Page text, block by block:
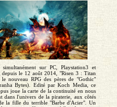
simultanément sur PC, Playstation3 et
le 12 août 2014, "Risen 3 : Titan
le nouveau RPG des pères de "Gothic"
Bytes). Edité par Koch Media, ce
joue la carte de la continuité en nous
dans l'univers de la piraterie, aux côtés
la fille du terrible "Barbe d'Acier". Un